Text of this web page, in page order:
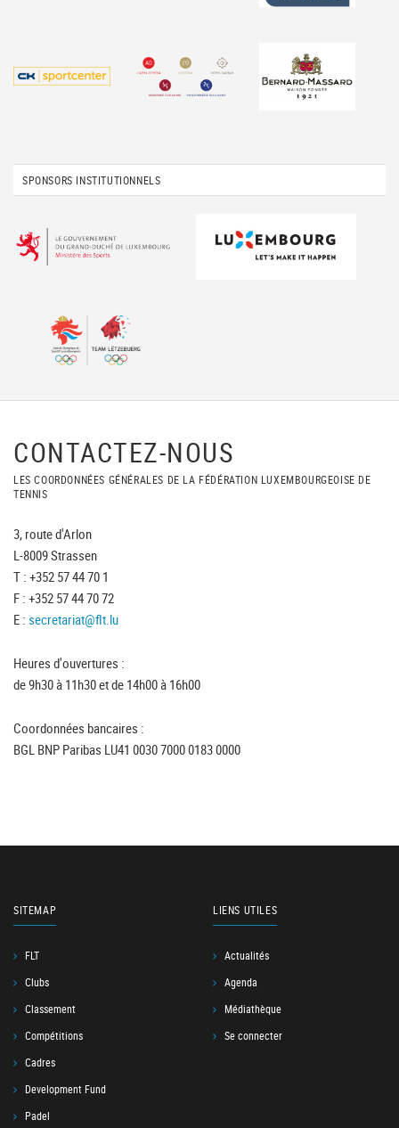
SPONSORS INSTITUTIONNELS
CONTACTEZ-NOUS
LES COORDONNÉES GÉNÉRALES DE LA FÉDÉRATION LUXEMBOURGEOISE DE
TENNIS
3, route d'Arlon
L-8009 Strassen
T : +352 57 44 70 1
F : +352 57 44 70 72
E : secretariat@flt.lu
Heures d'ouvertures :
de 9h30 à 11h30 et de 14h00 à 16h00
Coordonnées bancaires :
BGL BNP Paribas LU41 0030 7000 0183 0000
SITEMAP
FLT
Clubs
Classement
Compétitions
Cadres
Development Fund
Padel
LIENS UTILES
Actualités
Agenda
Médiathèque
Se connecter